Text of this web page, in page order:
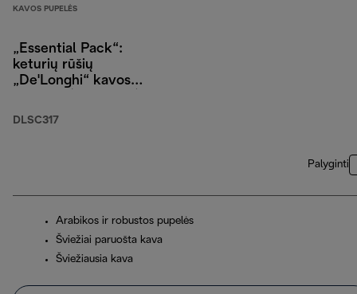
KAVOS PUPELĖS
„Essential Pack“:
keturių rūšių
„De'Longhi“ kavos
kapučino stiklinės
DLSC317
Palyginti
Arabikos ir robustos pupelės
Šviežiai paruošta kava
Šviežiausia kava